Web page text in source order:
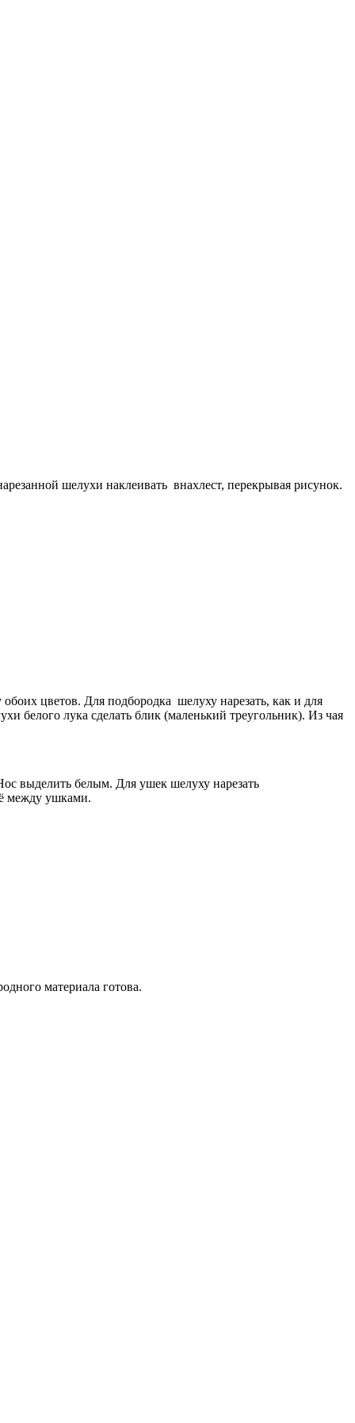
шелухи наклеивать внахлест, перекрывая рисунок.
цветов. Для подбородка шелуху нарезать, как и для
белого лука сделать блик (маленький треугольник). Из чая
выделить белым. Для ушек шелуху нарезать
между ушками.
материала готова.